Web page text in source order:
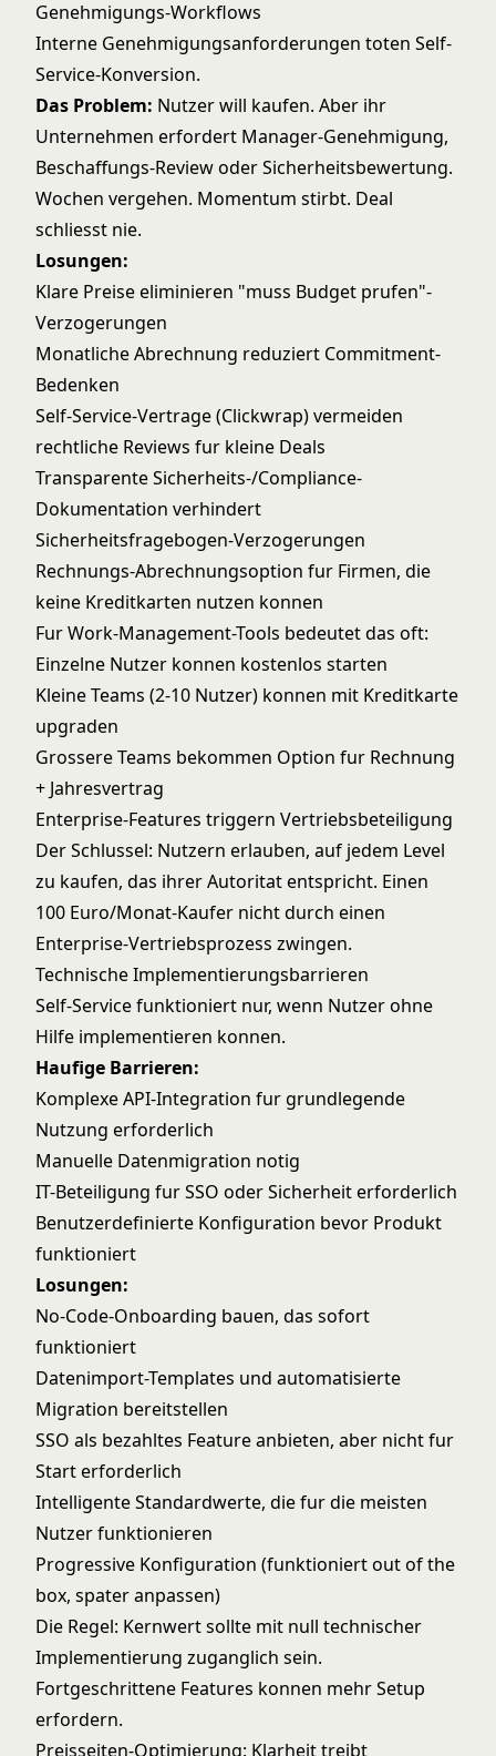
Genehmigungs-Workflows
Interne Genehmigungsanforderungen toten Self-
Service-Konversion.
Das Problem: Nutzer will kaufen. Aber ihr
Unternehmen erfordert Manager-Genehmigung,
Beschaffungs-Review oder Sicherheitsbewertung.
Wochen vergehen. Momentum stirbt. Deal
schliesst nie.
Losungen:
Klare Preise eliminieren "muss Budget prufen"-
Verzogerungen
Monatliche Abrechnung reduziert Commitment-
Bedenken
Self-Service-Vertrage (Clickwrap) vermeiden
rechtliche Reviews fur kleine Deals
Transparente Sicherheits-/Compliance-
Dokumentation verhindert
Sicherheitsfragebogen-Verzogerungen
Rechnungs-Abrechnungsoption fur Firmen, die
keine Kreditkarten nutzen konnen
Fur Work-Management-Tools bedeutet das oft:
Einzelne Nutzer konnen kostenlos starten
Kleine Teams (2-10 Nutzer) konnen mit Kreditkarte
upgraden
Grossere Teams bekommen Option fur Rechnung
+ Jahresvertrag
Enterprise-Features triggern Vertriebsbeteiligung
Der Schlussel: Nutzern erlauben, auf jedem Level
zu kaufen, das ihrer Autoritat entspricht. Einen
100 Euro/Monat-Kaufer nicht durch einen
Enterprise-Vertriebsprozess zwingen.
Technische Implementierungsbarrieren
Self-Service funktioniert nur, wenn Nutzer ohne
Hilfe implementieren konnen.
Haufige Barrieren:
Komplexe API-Integration fur grundlegende
Nutzung erforderlich
Manuelle Datenmigration notig
IT-Beteiligung fur SSO oder Sicherheit erforderlich
Benutzerdefinierte Konfiguration bevor Produkt
funktioniert
Losungen:
No-Code-Onboarding bauen, das sofort
funktioniert
Datenimport-Templates und automatisierte
Migration bereitstellen
SSO als bezahltes Feature anbieten, aber nicht fur
Start erforderlich
Intelligente Standardwerte, die fur die meisten
Nutzer funktionieren
Progressive Konfiguration (funktioniert out of the
box, spater anpassen)
Die Regel: Kernwert sollte mit null technischer
Implementierung zuganglich sein.
Fortgeschrittene Features konnen mehr Setup
erfordern.
Preisseiten-Optimierung: Klarheit treibt